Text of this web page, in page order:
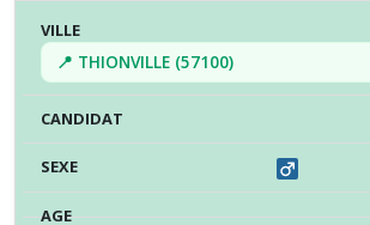
📍 THIONVILLE (57100)